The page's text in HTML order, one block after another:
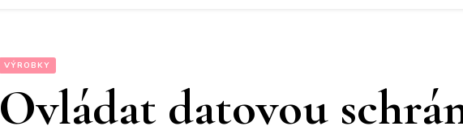
VÝROBKY
Ovládat datovou